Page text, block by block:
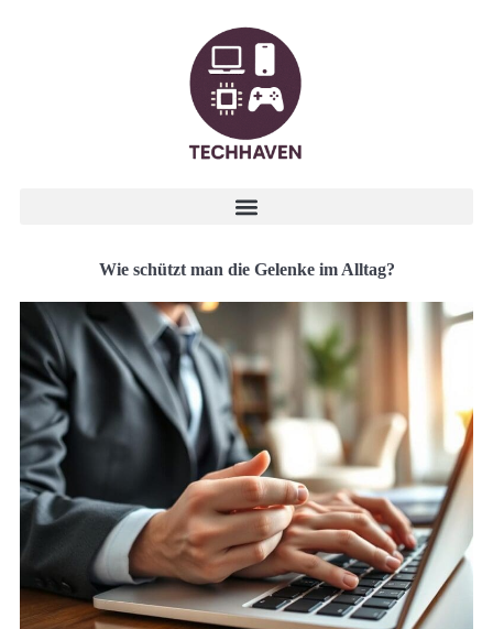
Wie schützt man die Gelenke im Alltag?